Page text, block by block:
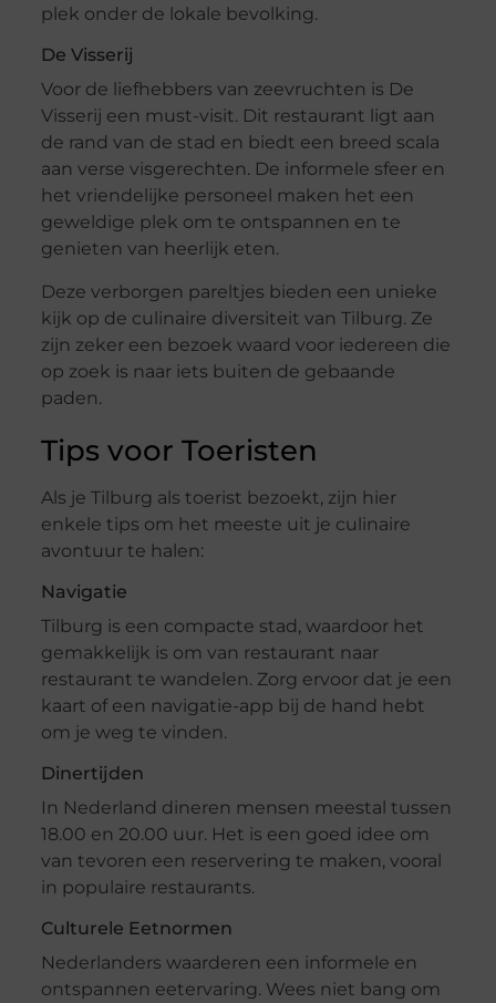
plek onder de lokale bevolking.
De Visserij
Voor de liefhebbers van zeevruchten is De
Visserij een must-visit. Dit restaurant ligt aan
de rand van de stad en biedt een breed scala
aan verse visgerechten. De informele sfeer en
het vriendelijke personeel maken het een
geweldige plek om te ontspannen en te
genieten van heerlijk eten.
Deze verborgen pareltjes bieden een unieke
kijk op de culinaire diversiteit van Tilburg. Ze
zijn zeker een bezoek waard voor iedereen die
op zoek is naar iets buiten de gebaande
paden.
Tips voor Toeristen
Als je Tilburg als toerist bezoekt, zijn hier
enkele tips om het meeste uit je culinaire
avontuur te halen:
Navigatie
Tilburg is een compacte stad, waardoor het
gemakkelijk is om van restaurant naar
restaurant te wandelen. Zorg ervoor dat je een
kaart of een navigatie-app bij de hand hebt
om je weg te vinden.
Dinertijden
In Nederland dineren mensen meestal tussen
18.00 en 20.00 uur. Het is een goed idee om
van tevoren een reservering te maken, vooral
in populaire restaurants.
Culturele Eetnormen
Nederlanders waarderen een informele en
ontspannen eetervaring. Wees niet bang om